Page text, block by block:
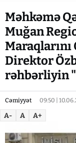
Məhkəmə
Muğan
Direktor
rəhbərliyin
Cəmiyyət 09:50 |
A- A A+